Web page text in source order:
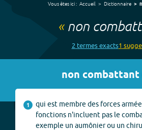
Vous êtes ici : Accueil Dictionnaire
« non
2 termesexacts1
non combattant
1
qui est membre des forces
fonctions n'incluent pas le
exemple un aumônier ou un